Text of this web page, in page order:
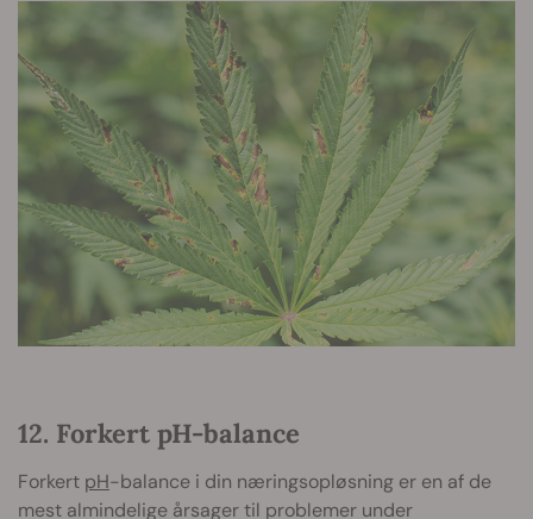
12. Forkert pH-balance
Forkert pH-balance i din næringsopløsning er en af de
mest almindelige årsager til problemer under